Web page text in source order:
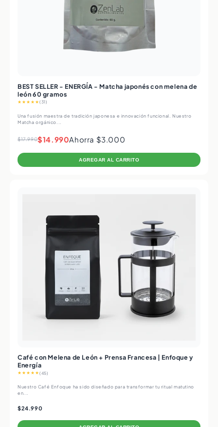
BEST SELLER - ENERGÍA - Matcha japonés con melena de
león 60 gramos
★★★★★(31)
Una fusión maestra de tradición japonesa e innovación funcional. Nuestro
Matcha orgánico...
$17.990$14.990Ahorra $3.000
AGREGAR AL CARRITO
Café con Melena de León + Prensa Francesa | Enfoque y
Energía
★★★★★(45)
Nuestro Café Enfoque ha sido diseñado para transformar tu ritual matutino
en...
$24.990